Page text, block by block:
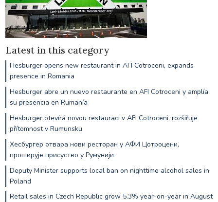
Latest in this category
Hesburger opens new restaurant in AFI Cotroceni, expands
presence in Romania
Hesburger abre un nuevo restaurante en AFI Cotroceni y amplía
su presencia en Rumanía
Hesburger otevírá novou restauraci v AFI Cotroceni, rozšiřuje
přítomnost v Rumunsku
Хесбургер отвара нови ресторан у АФИ Цотроцени,
проширује присуство у Румунији
Deputy Minister supports local ban on nighttime alcohol sales in
Poland
Retail sales in Czech Republic grow 5.3% year-on-year in August